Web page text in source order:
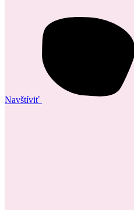
Navštíviť